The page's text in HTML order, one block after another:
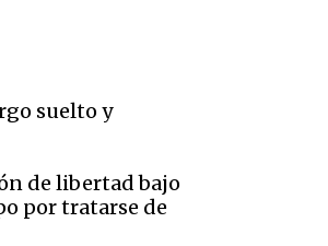
suelto y
de libertad bajo
por tratarse de